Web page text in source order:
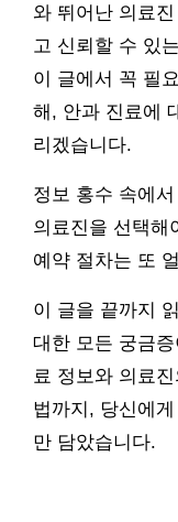
와 뛰어난 의료
고 신뢰할 수 있
이 글에서 꼭 필
해, 안과 진료에
리겠습니다.
정보 홍수 속에
의료진을 선택해
예약 절차는 또
이 글을 끝까지
대한 모든 궁금
료 정보와 의료
법까지, 당신에
만 담았습니다.